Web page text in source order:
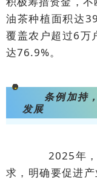
油茶种植面积达
覆盖农户超过6万
达76.9%。
<svg viewBox="0 0 1 1" style="float:left;line-height:0;width:0;vertical-align:top;"></svg>
条例加持
发展
2025年，
求，明确要促进